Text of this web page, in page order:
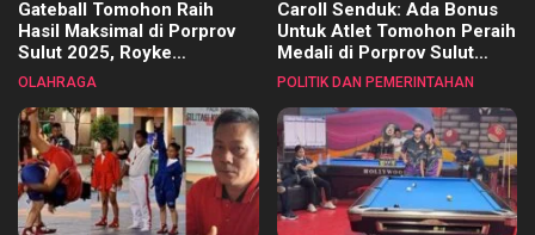
Gateball Tomohon Raih
Hasil Maksimal di Porprov
Sulut 2025, Royke
Tangkawarouw Ucapkan
OLAHRAGA
Caroll Senduk: Ada Bonus
Untuk Atlet Tomohon Peraih
Medali di Porprov Sulut
2025
POLITIK DAN PEMERINTAHAN